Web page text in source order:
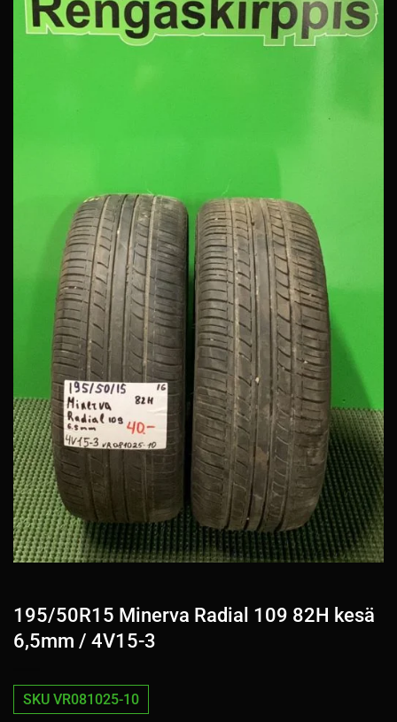
195/50R15 Minerva Radial 109 82H kesä
6,5mm / 4V15-3
SKU VR081025-10